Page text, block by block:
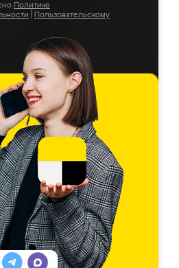
Политике
Пользовательскому